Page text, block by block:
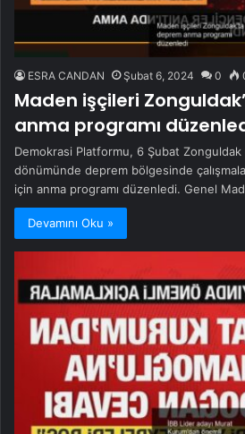
ESRA CANDAN Şubat 6, 2024 0
Maden işçileri
anma programı
Demokrasi Platformu, 6 Şubat Zonguldak
dönümünde deprem bölgesinde
için anma programı düzenledi. Genel
Devamını Oku »